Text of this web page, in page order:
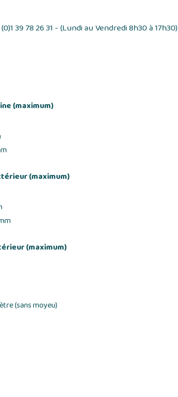
39 78 26 31 - (Lundi au Vendredi 8h30 à 17h30)
(maximum)
(maximum)
(maximum)
(sans moyeu)